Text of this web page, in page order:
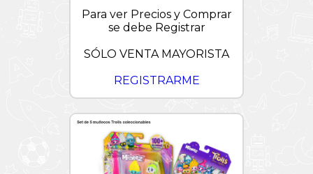
Para ver Precios y Comprar
se debe Registrar
SÓLO VENTA MAYORISTA
REGISTRARME